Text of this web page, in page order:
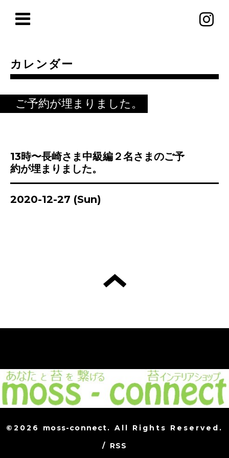
カレンダー
ご予約が埋まりました。
13時〜長崎さま中級編２名さまのご予
約が埋まりました。
2020-12-27 (Sun)
©2026 moss-connect. All Rights Reserved.
/ RSS